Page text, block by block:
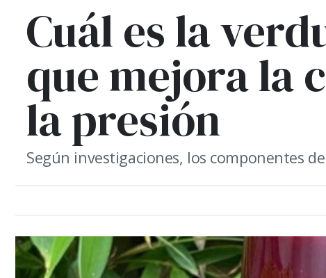
Cuál es la
que mejora la
la presión
Según investigaciones, los componentes